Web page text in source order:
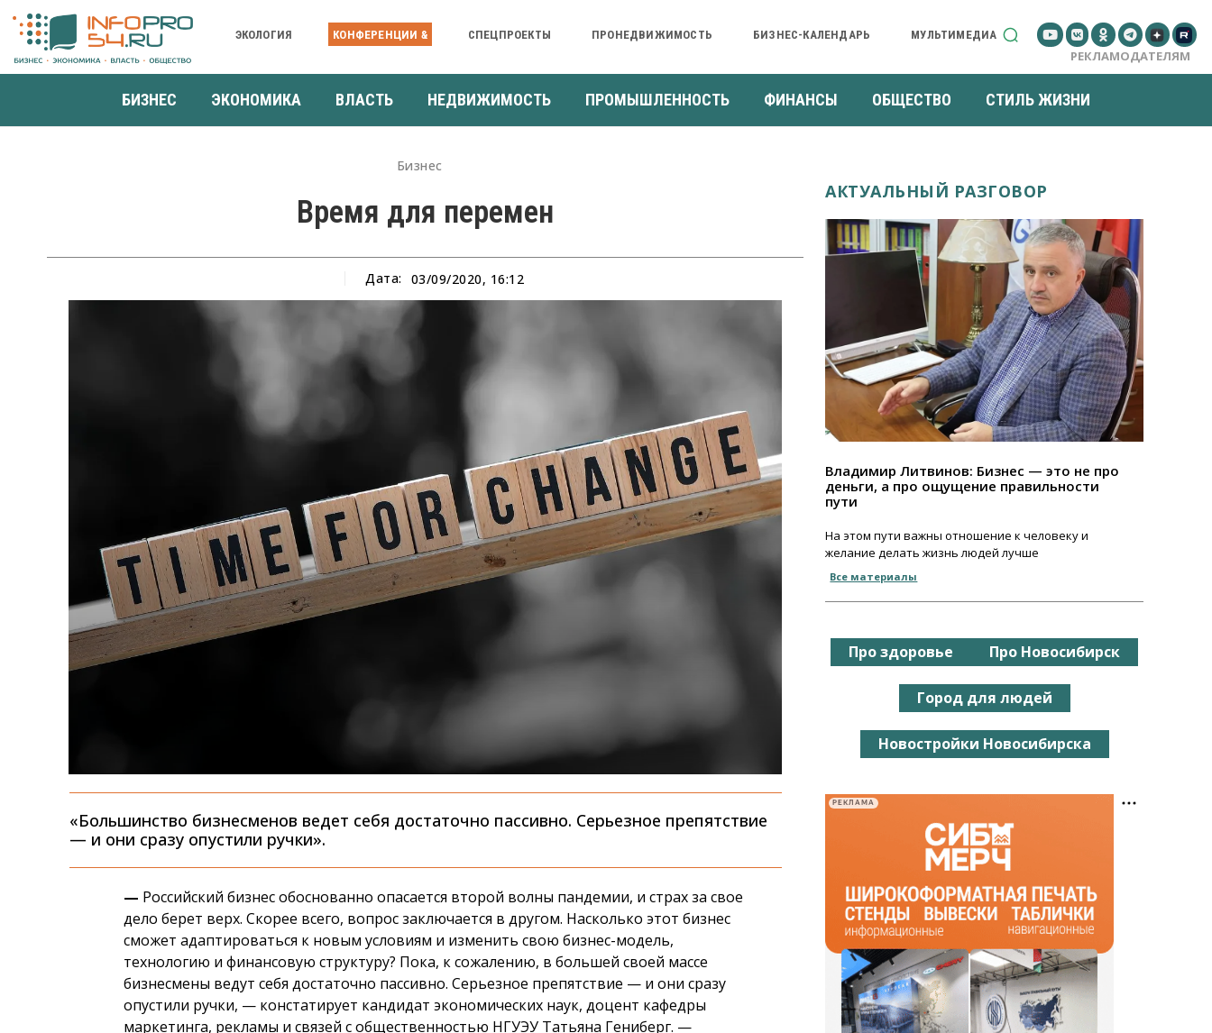
ЭКОЛОГИЯ КОНФЕРЕНЦИИ & СПЕЦПРОЕКТЫ ПРОНЕДВИЖИМОСТЬ БИЗНЕС-КАЛЕНДАРЬ МУЛЬТИМЕДИА
РЕКЛАМОДАТЕЛЯМ
БИЗНЕС ЭКОНОМИКА ВЛАСТЬ НЕДВИЖИМОСТЬ ПРОМЫШЛЕННОСТЬ ФИНАНСЫ ОБЩЕСТВО СТИЛЬ ЖИЗНИ
Бизнес
Время для перемен
Дата: 03/09/2020, 16:12
«Большинство бизнесменов ведет себя достаточно пассивно. Серьезное препятствие
— и они сразу опустили ручки».
— Российский бизнес обоснованно опасается второй волны пандемии, и страх за свое
дело берет верх. Скорее всего, вопрос заключается в другом. Насколько этот бизнес
сможет адаптироваться к новым условиям и изменить свою бизнес-модель,
технологию и финансовую структуру? Пока, к сожалению, в большей своей массе
бизнесмены ведут себя достаточно пассивно. Серьезное препятствие — и они сразу
опустили ручки, — констатирует кандидат экономических наук, доцент кафедры
маркетинга, рекламы и связей с общественностью НГУЭУ Татьяна Гениберг. —
АКТУАЛЬНЫЙ РАЗГОВОР
Владимир Литвинов: Бизнес — это не про
деньги, а про ощущение правильности
пути
На этом пути важны отношение к человеку и
желание делать жизнь людей лучше
Все материалы
Про здоровье Про Новосибирск
Город для людей
Новостройки Новосибирска
РЕКЛАМА